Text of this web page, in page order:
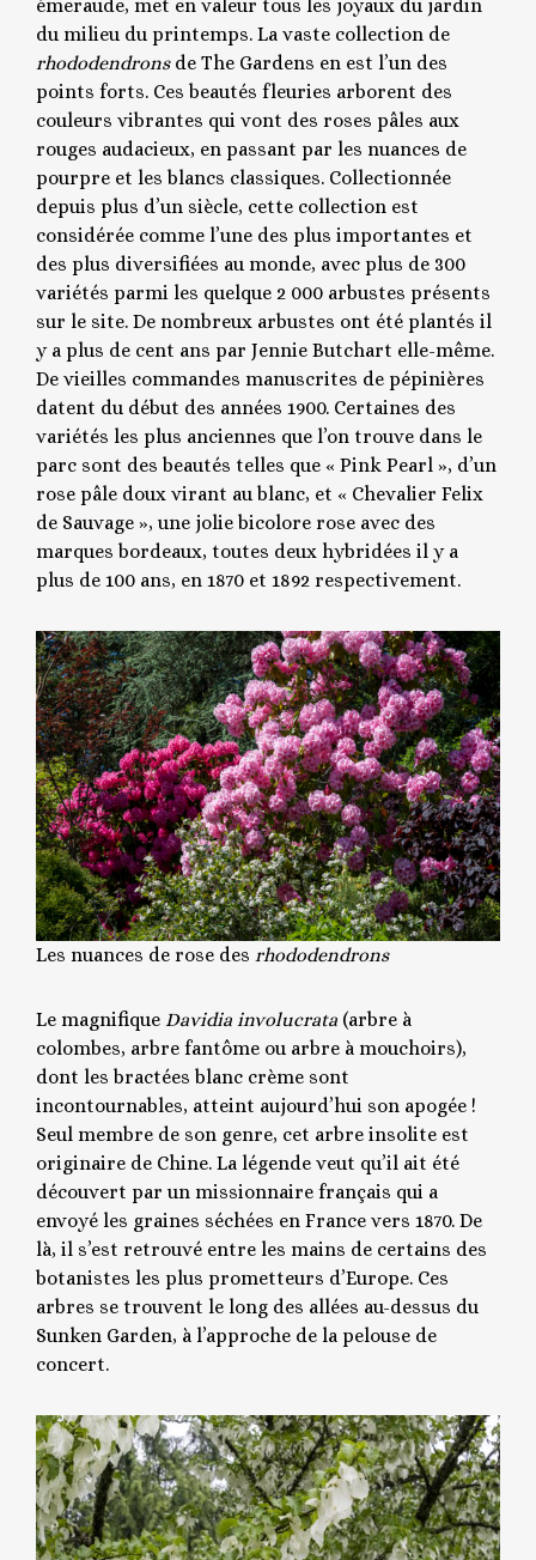
émeraude, met en valeur tous les joyaux du jardin
du milieu du printemps. La vaste collection de
rhododendronsde The Gardens en est l’un des
points forts. Ces beautés fleuries arborent des
couleurs vibrantes qui vont des roses pâles aux
rouges audacieux, en passant par les nuances de
pourpre et les blancs classiques. Collectionnée
depuis plus d’un siècle, cette collection est
considérée comme l’une des plus importantes et
des plus diversifiées au monde, avec plus de 300
variétés parmi les quelque 2 000 arbustes présents
sur le site. De nombreux arbustes ont été plantés il
y a plus de cent ans par Jennie Butchart elle-même.
De vieilles commandes manuscrites de pépinières
datent du début des années 1900. Certaines des
variétés les plus anciennes que l’on trouve dans le
parc sont des beautés telles que « Pink Pearl », d’un
rose pâle doux virant au blanc, et « Chevalier Felix
de Sauvage », une jolie bicolore rose avec des
marques bordeaux, toutes deux hybridées il y a
plus de 100 ans, en 1870 et 1892 respectivement.
Les nuances de rose des rhododendrons
Le magnifique Davidia involucrata (arbre à
colombes, arbre fantôme ou arbre à mouchoirs),
dont les bractées blanc crème sont
incontournables, atteint aujourd’hui son apogée !
Seul membre de son genre, cet arbre insolite est
originaire de Chine. La légende veut qu’il ait été
découvert par un missionnaire français qui a
envoyé les graines séchées en France vers 1870. De
là, il s’est retrouvé entre les mains de certains des
botanistes les plus prometteurs d’Europe. Ces
arbres se trouvent le long des allées au-dessus du
Sunken Garden, à l’approche de la pelouse de
concert.